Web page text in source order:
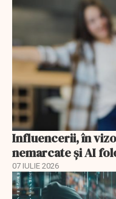
Influencerii, în
nemarcate și AI
07 IULIE 2026